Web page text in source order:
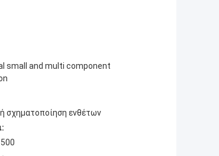
small and multi component
σχηματοποίηση ενθέτων
500